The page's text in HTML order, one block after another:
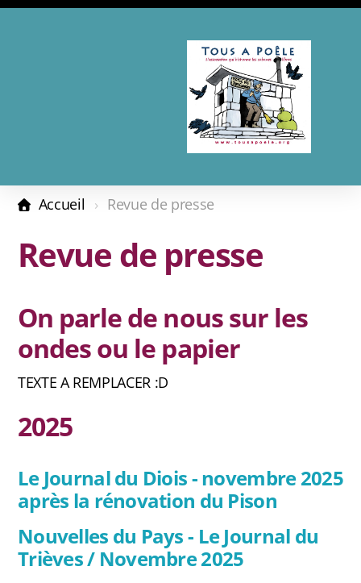
Accueil Revue de presse
Revue de presse
On parle de nous sur les
ondes ou le papier
TEXTE A REMPLACER :D
2025
Le Journal du Diois - novembre 2025
après la rénovation du Pison
Nouvelles du Pays - Le Journal du
Trièves / Novembre 2025
Les complices
Revue de presse
Calendrier 2026
Bauges
Beaumont